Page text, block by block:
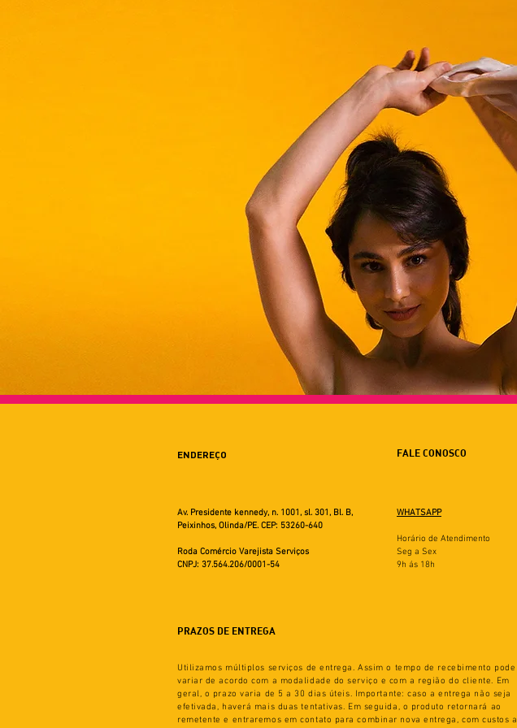
ENDEREÇO FALE CONOSCO
Av. Presidente kennedy, n. 1001, sl. 301, Bl. B,
Peixinhos, Olinda/PE. CEP: 53260-640
Roda Comércio Varejista Serviços
CNPJ: 37.564.206/0001-54
WHATSAPP
Horário de Atendimento
Seg a Sex
9h ás 18h
PRAZOS DE ENTREGA
Utilizamos múltiplos serviços de entrega. Assim o tempo de recebimento pode
variar de acordo com a modalidade do serviço e com a região do cliente. Em
geral, o prazo varia de 5 a 30 dias úteis. Importante: caso a entrega não seja
efetivada, haverá mais duas tentativas. Em seguida, o produto retornará ao
remetente e entraremos em contato para combinar nova entrega, com custos a